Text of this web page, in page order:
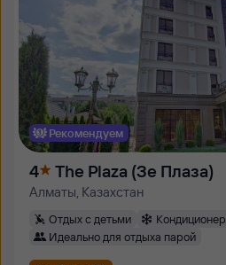
Рекомендуем
4 The Plaza (Зе Плаза)
Алматы, Казахстан
Отдых с детьми Кондиционер
Идеально для отдыха парой